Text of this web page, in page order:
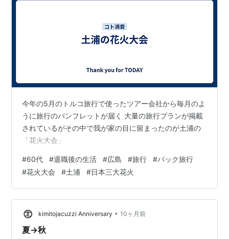
今年の5月のトルコ旅行で使ったツアー会社から毎月のよ
うに旅行のパンフレットが届く 大量の旅行プランが掲載
されているがその中で我が家の目に留まったのが土浦の
「花火大会」
#60代 #退職後の生活 #広島 #旅行 #パック旅行
#花火大会 #土浦 #日本三大花火
kimitojacuzzi Anniversary • 10ヶ月前
夏→秋